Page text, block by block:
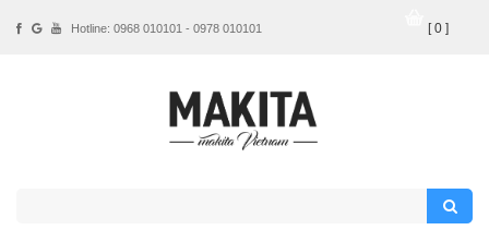
Hotline: 0968 010101 - 0978 010101 [ 0 ]